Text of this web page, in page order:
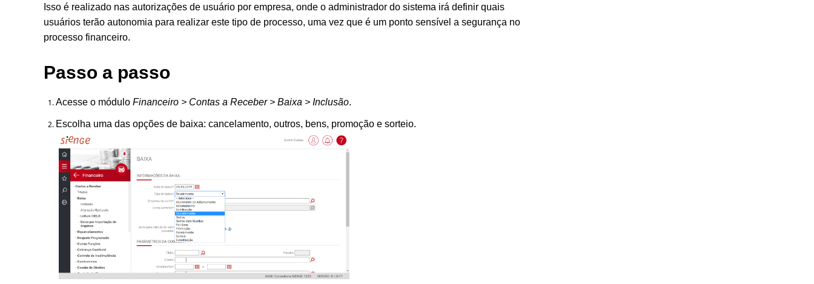
Isso é realizado nas autorizações de usuário por empresa, onde o administrador do sistema irá definir quais
usuários terão autonomia para realizar este tipo de processo, uma vez que é um ponto sensível a segurança no
processo financeiro.
Passo a passo
Acesse o módulo Financeiro > Contas a Receber > Baixa > Inclusão.
Escolha uma das opções de baixa: cancelamento, outros, bens, promoção e sorteio.